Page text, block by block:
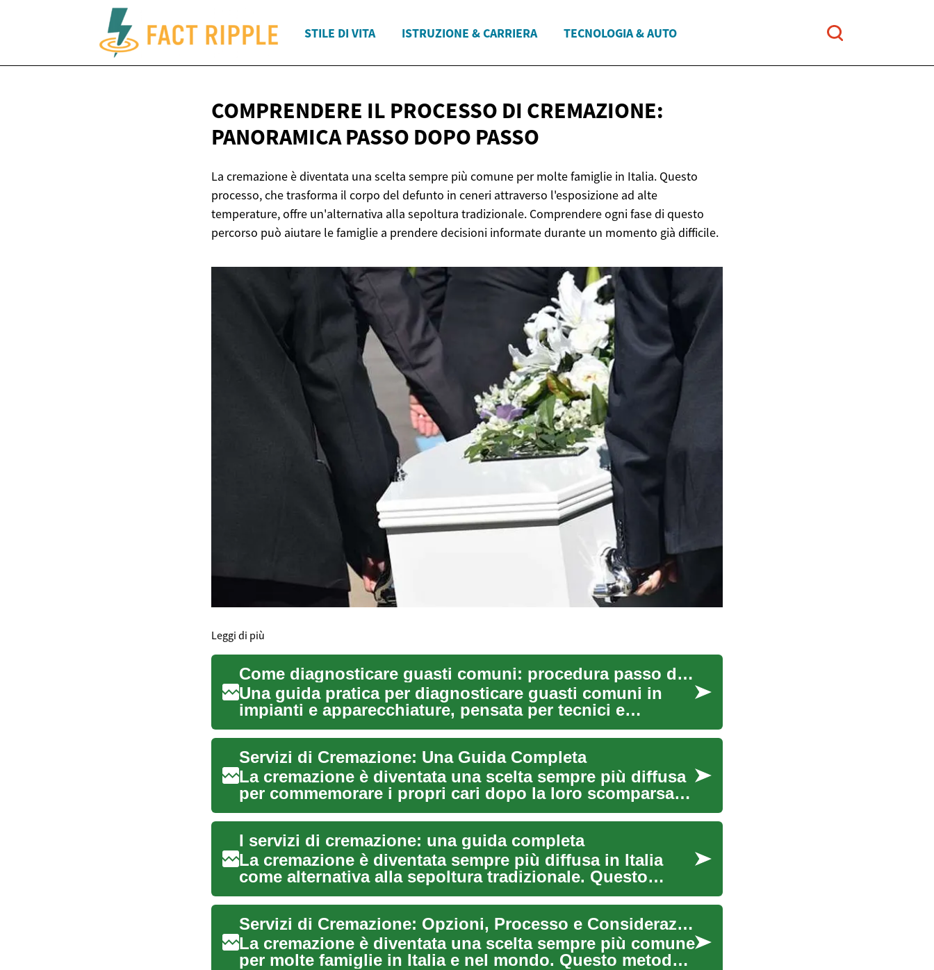
STILE DI VITA ISTRUZIONE & CARRIERA TECNOLOGIA & AUTO
COMPRENDERE IL PROCESSO DI CREMAZIONE:
PANORAMICA PASSO DOPO PASSO
La cremazione è diventata una scelta sempre più comune per molte famiglie in Italia. Questo
processo, che trasforma il corpo del defunto in ceneri attraverso l'esposizione ad alte
temperature, offre un'alternativa alla sepoltura tradizionale. Comprendere ogni fase di questo
percorso può aiutare le famiglie a prendere decisioni informate durante un momento già difficile.
Leggi di più
Come diagnosticare guasti comuni: procedura passo dopo passo
Una guida pratica per diagnosticare guasti comuni in
impianti e apparecchiature, pensata per tecnici e
responsabili d...
Servizi di Cremazione: Una Guida Completa
La cremazione è diventata una scelta sempre più diffusa
per commemorare i propri cari dopo la loro scomparsa.
Questo ...
I servizi di cremazione: una guida completa
La cremazione è diventata sempre più diffusa in Italia
come alternativa alla sepoltura tradizionale. Questo
articolo ...
Servizi di Cremazione: Opzioni, Processo e Considerazioni
La cremazione è diventata una scelta sempre più comune
per molte famiglie in Italia e nel mondo. Questo metodo